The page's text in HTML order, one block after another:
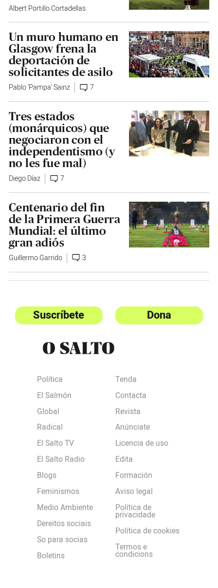
Albert Portillo Cortadellas
Un muro humano en
Glasgow frena la
deportación de
solicitantes de asilo
Pablo 'Pampa' Sainz 7
Tres estados
(monárquicos) que
negociaron con el
independentismo (y
no les fue mal)
Diego Díaz 7
Centenario del fin
de la Primera Guerra
Mundial: el último
gran adiós
Guillermo Garrido 3
Suscríbete Dona
Política
El Salmón
Global
Radical
El Salto TV
El Salto Radio
Blogs
Feminismos
Medio Ambiente
Dereitos sociais
So para socias
Boletins
Tenda
Contacta
Revista
Anúnciate
Licencia de uso
Edita
Formación
Aviso legal
Política de
privacidade
Política de cookies
Termos e
condicions